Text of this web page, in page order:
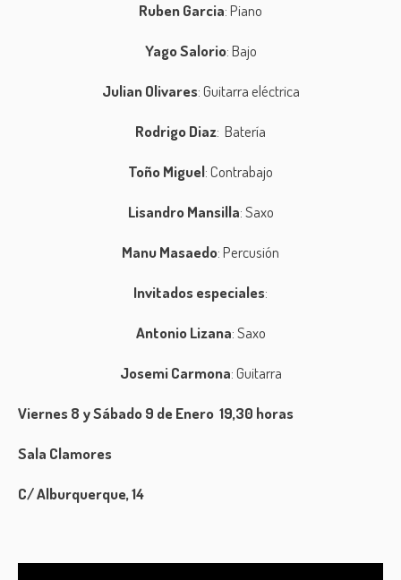
Ruben Garcia: Piano
Yago Salorio: Bajo
Julian Olivares: Guitarra eléctrica
Rodrigo Diaz: Batería
Toño Miguel: Contrabajo
Lisandro Mansilla: Saxo
Manu Masaedo: Percusión
Invitados especiales:
Antonio Lizana: Saxo
Josemi Carmona: Guitarra
Viernes 8 y Sábado 9 de Enero 19,30 horas
Sala Clamores
C/ Alburquerque, 14